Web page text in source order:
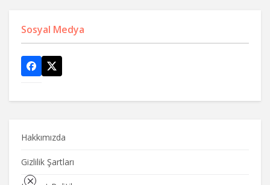
Sosyal Medya
Hakkımızda
Gizlilik Şartları